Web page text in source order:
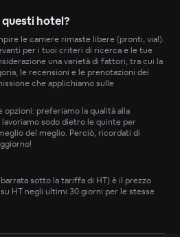
hotel?
le camere rimaste libere (pronti, via!).
per i tuoi criteri di ricerca e le tue
una varietà di fattori, tra cui la
le recensioni e le prenotazioni dei
che applichiamo sulle
preferiamo la qualità alla
sodo dietro le quinte per
del meglio. Perciò, ricordati di
sotto la tariffa di HT) è il prezzo
HT negli ultimi 30 giorni per le stesse